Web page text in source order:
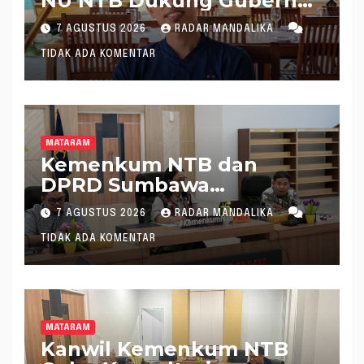
Pimpin KONI NTB
7 AGUSTUS 2026 RADAR MANDALIKA
TIDAK ADA KOMENTAR
MATARAM
Kemenkum NTB dan
DPRD Sumbawa
Mantapkan Rencana
Pembentukan 8 Raperda
Inisiatif
7 AGUSTUS 2026 RADAR MANDALIKA
TIDAK ADA KOMENTAR
MATARAM
Kanwil Kemenkum NTB